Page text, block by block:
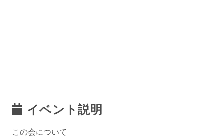
イベント説明
この会について